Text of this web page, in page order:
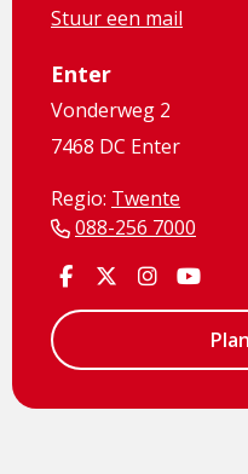
Stuur een mail
Enter
Vonderweg 2
7468 DC Enter
Regio: Twente
088-256 7000
Visit
Facebook
Visit
Facebook
VisitVisit
page